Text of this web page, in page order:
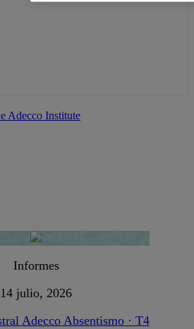
Adecco Institute
Informes
14 julio, 2026
Adecco Absentismo · T4